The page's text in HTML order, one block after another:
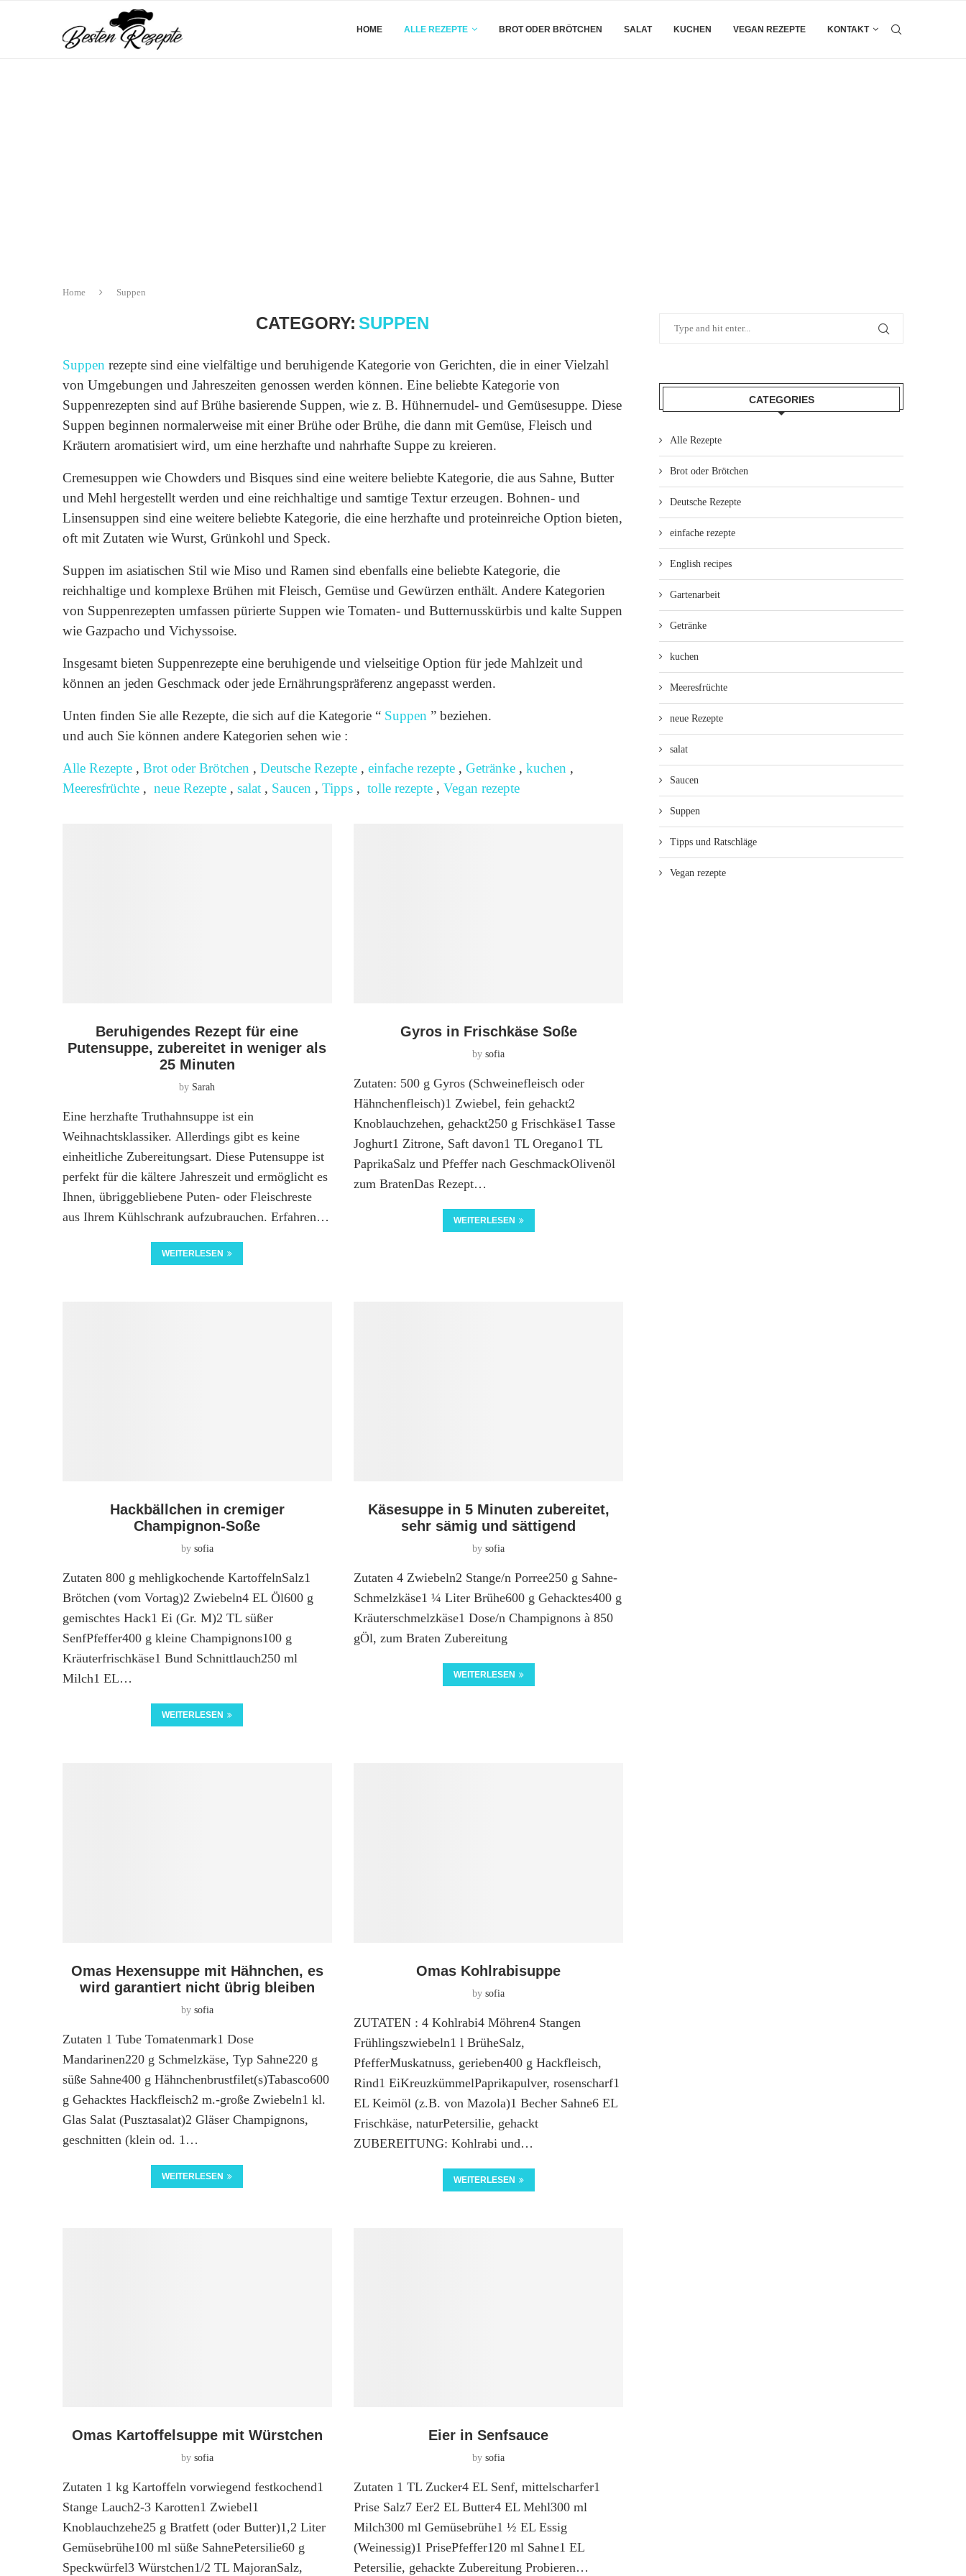
HOME ALLE REZEPTE BROT ODER BRÖTCHEN SALAT KUCHEN VEGAN REZEPTE KONTAKT
Home Suppen
CATEGORY: SUPPEN
Suppen rezepte sind eine vielfältige und beruhigende Kategorie von Gerichten, die in einer Vielzahl
von Umgebungen und Jahreszeiten genossen werden können. Eine beliebte Kategorie von
Suppenrezepten sind auf Brühe basierende Suppen, wie z. B. Hühnernudel- und Gemüsesuppe. Diese
Suppen beginnen normalerweise mit einer Brühe oder Brühe, die dann mit Gemüse, Fleisch und
Kräutern aromatisiert wird, um eine herzhafte und nahrhafte Suppe zu kreieren.
Cremesuppen wie Chowders und Bisques sind eine weitere beliebte Kategorie, die aus Sahne, Butter
und Mehl hergestellt werden und eine reichhaltige und samtige Textur erzeugen. Bohnen- und
Linsensuppen sind eine weitere beliebte Kategorie, die eine herzhafte und proteinreiche Option bieten,
oft mit Zutaten wie Wurst, Grünkohl und Speck.
Suppen im asiatischen Stil wie Miso und Ramen sind ebenfalls eine beliebte Kategorie, die
reichhaltige und komplexe Brühen mit Fleisch, Gemüse und Gewürzen enthält. Andere Kategorien
von Suppenrezepten umfassen pürierte Suppen wie Tomaten- und Butternusskürbis und kalte Suppen
wie Gazpacho und Vichyssoise.
Insgesamt bieten Suppenrezepte eine beruhigende und vielseitige Option für jede Mahlzeit und
können an jeden Geschmack oder jede Ernährungspräferenz angepasst werden.
Unten finden Sie alle Rezepte, die sich auf die Kategorie “ Suppen ” beziehen.
und auch Sie können andere Kategorien sehen wie :
Alle Rezepte , Brot oder Brötchen , Deutsche Rezepte , einfache rezepte , Getränke , kuchen ,
Meeresfrüchte , neue Rezepte , salat , Saucen , Tipps , tolle rezepte , Vegan rezepte
Beruhigendes Rezept für eine
Putensuppe, zubereitet in weniger als
25 Minuten
by Sarah
Eine herzhafte Truthahnsuppe ist ein
Weihnachtsklassiker. Allerdings gibt es keine
einheitliche Zubereitungsart. Diese Putensuppe ist
perfekt für die kältere Jahreszeit und ermöglicht es
Ihnen, übriggebliebene Puten- oder Fleischreste
aus Ihrem Kühlschrank aufzubrauchen. Erfahren…
WEITERLESEN
Gyros in Frischkäse Soße
bysofia
Zutaten: 500 g Gyros (Schweinefleisch oder
Hähnchenfleisch)1 Zwiebel, fein gehackt2
Knoblauchzehen, gehackt250 g Frischkäse1 Tasse
Joghurt1 Zitrone, Saft davon1 TL Oregano1 TL
PaprikaSalz und Pfeffer nach GeschmackOlivenöl
zum BratenDas Rezept…
WEITERLESEN
Hackbällchen in cremiger
Champignon-Soße
by sofia
Zutaten 800 g mehligkochende KartoffelnSalz1
Brötchen (vom Vortag)2 Zwiebeln4 EL Öl600 g
gemischtes Hack1 Ei (Gr. M)2 TL süßer
SenfPfeffer400 g kleine Champignons100 g
Kräuterfrischkäse1 Bund Schnittlauch250 ml
Milch1 EL…
WEITERLESEN
Käsesuppe in 5 Minuten zubereitet,
sehr sämig und sättigend
bysofia
Zutaten 4 Zwiebeln2 Stange/n Porree250 g Sahne-
Schmelzkäse1 ¼ Liter Brühe600 g Gehacktes400 g
Kräuterschmelzkäse1 Dose/n Champignons à 850
gÖl, zum Braten Zubereitung
WEITERLESEN
Omas Hexensuppe mit Hähnchen, es
wird garantiert nicht übrig bleiben
by sofia
Zutaten 1 Tube Tomatenmark1 Dose
Mandarinen220 g Schmelzkäse, Typ Sahne220 g
süße Sahne400 g Hähnchenbrustfilet(s)Tabasco600
g Gehacktes Hackfleisch2 m.-große Zwiebeln1 kl.
Glas Salat (Pusztasalat)2 Gläser Champignons,
geschnitten (klein od. 1…
WEITERLESEN
Omas Kohlrabisuppe
bysofia
ZUTATEN : 4 Kohlrabi4 Möhren4 Stangen
Frühlingszwiebeln1 l BrüheSalz,
PfefferMuskatnuss, gerieben400 g Hackfleisch,
Rind1 EiKreuzkümmelPaprikapulver, rosenscharf1
EL Keimöl (z.B. von Mazola)1 Becher Sahne6 EL
Frischkäse, naturPetersilie, gehackt
ZUBEREITUNG: Kohlrabi und…
WEITERLESEN
Omas Kartoffelsuppe mit Würstchen
by sofia
Zutaten 1 kg Kartoffeln vorwiegend festkochend1
Stange Lauch2-3 Karotten1 Zwiebel1
Knoblauchzehe25 g Bratfett (oder Butter)1,2 Liter
Gemüsebrühe100 ml süße SahnePetersilie60 g
Speckwürfel3 Würstchen1/2 TL MajoranSalz,
Eier in Senfsauce
bysofia
Zutaten 1 TL Zucker4 EL Senf, mittelscharfer1
Prise Salz7 Eer2 EL Butter4 EL Mehl300 ml
Milch300 ml Gemüsebrühe1 ½ EL Essig
(Weinessig)1 PrisePfeffer120 ml Sahne1 EL
Petersilie, gehackte Zubereitung Probieren…
CATEGORIES
Alle Rezepte
Brot oder Brötchen
Deutsche Rezepte
einfache rezepte
English recipes
Gartenarbeit
Getränke
kuchen
Meeresfrüchte
neue Rezepte
salat
Saucen
Suppen
Tipps und Ratschläge
Vegan rezepte